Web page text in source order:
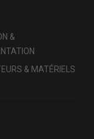
&
& MATÉRIELS